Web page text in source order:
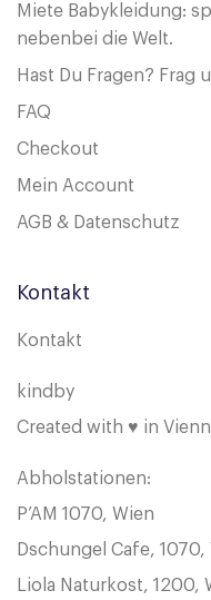
Miete Babykleidung:
nebenbei die Welt.
Hast Du Fragen? Frag
FAQ
Checkout
Mein Account
AGB & Datenschutz
Kontakt
Kontakt
kindby
Created with ♥ in
Abholstationen:
P’AM 1070, Wien
Dschungel Cafe, 1070,
Liola Naturkost, 1200,